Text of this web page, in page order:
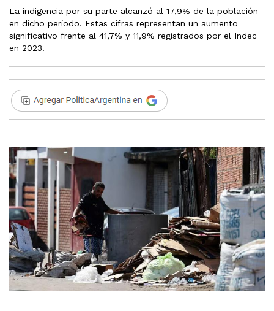
La indigencia por su parte alcanzó al 17,9% de la población
en dicho período. Estas cifras representan un aumento
significativo frente al 41,7% y 11,9% registrados por el Indec
en 2023.